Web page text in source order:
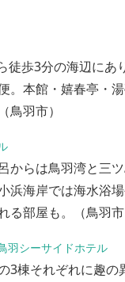
徒歩3分の海辺にあ
。本館・嬉春亭・
鳥羽市）
からは鳥羽湾と三
浜海岸では海水浴
る部屋も。（鳥羽市
シーサイドホテル
3棟それぞれに趣の